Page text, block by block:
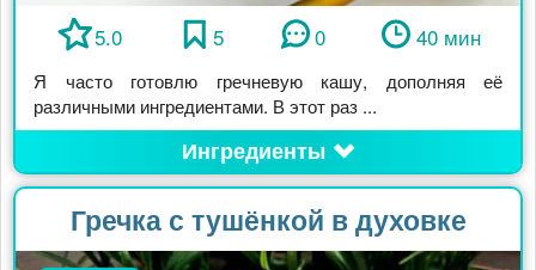
5.0 5 0 40 мин
Я часто готовлю гречневую кашу, дополняя её
различными ингредиентами. В этот раз ...
Ингредиенты
Гречка с тушёнкой в духовке